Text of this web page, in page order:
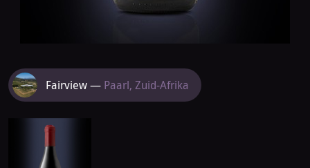
Meer
van
Fairview
Fairview — Paarl, Zuid-Afrika